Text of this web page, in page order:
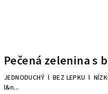
Pečená zelenina s
JEDNODUCHÝ l BEZ LEPKU l
l&n...